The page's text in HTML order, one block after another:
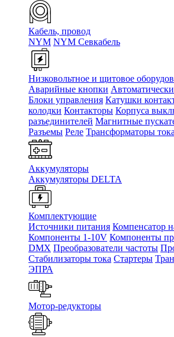
Кабель, провод
NYM NYM Севкабель
Низковольтное и щитовое
Аварийные кнопки
Блоки управления Катушки
колодки Контакторы Корпуса
разъединителей Магнитные
Разъемы Реле Трансформаторы тока
Аккумуляторы
Аккумуляторы DELTA
Комплектующие
Источники питания Компенсатор
Компоненты 1-10V Компоненты
DMX Преобразователи частоты
Стабилизаторы тока Стартеры
ЭПРА
Мотор-редукторы